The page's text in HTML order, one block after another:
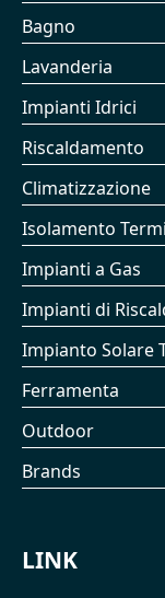
Bagno
Lavanderia
Impianti Idrici
Riscaldamento
Climatizzazione
Isolamento
Impianti a Gas
Impianti di
Impianto Solare
Ferramenta
Outdoor
Brands
LINK